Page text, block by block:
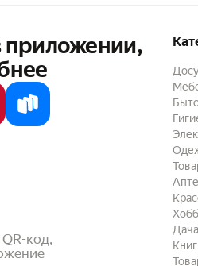
приложении,
код,